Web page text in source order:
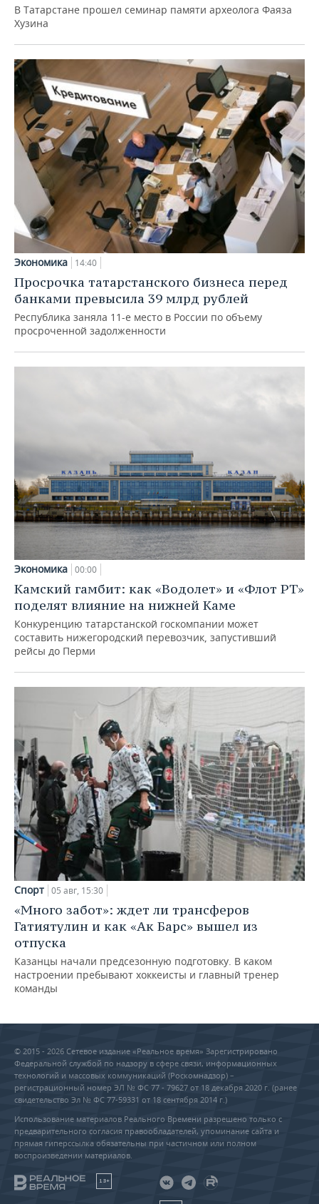
В Татарстане прошел семинар памяти археолога Фаяза
Хузина
Экономика 14:40
Просрочка татарстанского бизнеса перед
банками превысила 39 млрд рублей
Республика заняла 11-е место в России по объему
просроченной задолженности
Экономика 00:00
Камский гамбит: как «Водолет» и «Флот РТ»
поделят влияние на нижней Каме
Конкуренцию татарстанской госкомпании может
составить нижегородский перевозчик, запустивший
рейсы до Перми
Спорт 05 авг, 15:30
«Много забот»: ждет ли трансферов
Гатиятулин и как «Ак Барс» вышел из
отпуска
Казанцы начали предсезонную подготовку. В каком
настроении пребывают хоккеисты и главный тренер
команды
© 2015 - 2026 Сетевое издание «Реальное время» Зарегистрировано
Федеральной службой по надзору в сфере связи, информационных
технологий и массовых коммуникаций (Роскомнадзор) –
регистрационный номер ЭЛ № ФС 77 - 79627 от 18 декабря 2020 г. (ранее
свидетельство Эл № ФС 77-59331 от 18 сентября 2014 г.)
Использование материалов Реального Времени разрешено только с
предварительного согласия правообладателей, упоминание сайта и
прямая гиперссылка обязательны при частичном или полном
воспроизведении материалов.
18+